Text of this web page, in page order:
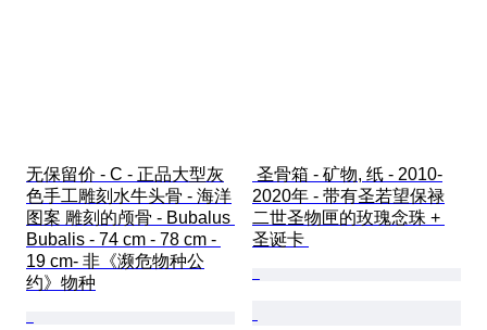
无保留价 - C - 正品大型灰
色手工雕刻水牛头骨 - 海洋
图案 雕刻的颅骨 - Bubalus
Bubalis - 74 cm - 78 cm -
19 cm- 非《濒危物种公
约》物种
2020年 - 带有圣若望保禄
二世圣物匣的玫瑰念珠 +
圣诞卡